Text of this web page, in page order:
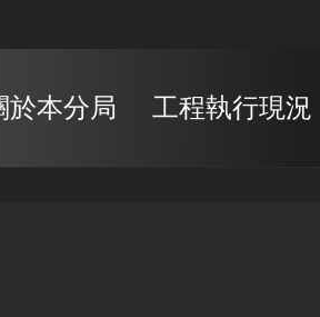
於本分局 工程執行現況